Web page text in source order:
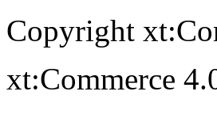
Copyright
xt:Commerce